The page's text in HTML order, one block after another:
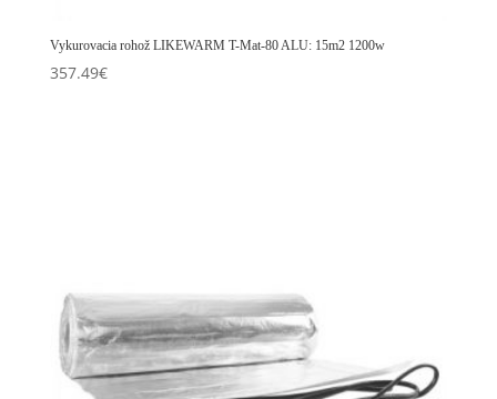
Vykurovacia rohož LIKEWARM T-Mat-80 ALU: 15m2 1200w
357.49€